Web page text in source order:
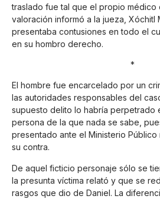
traslado fue tal que el propio médico
valoración informó a la jueza, Xóchitl
presentaba contusiones en todo el
en su hombro derecho.
*
El hombre fue encarcelado por un
las autoridades responsables del
supuesto delito lo habría perpetrado
persona de la que nada se sabe,
presentado ante el Ministerio
su contra.
De aquel ficticio personaje sólo se
la presunta víctima relató y que se
rasgos que dio de Daniel. La